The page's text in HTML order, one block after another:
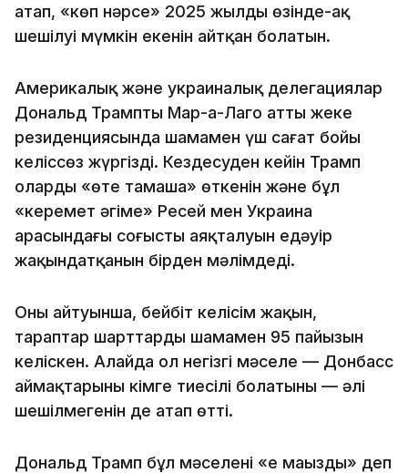
атап, «көп нәрсе» 2025 жылдың өзінде-ақ
шешілуі мүмкін екенін айтқан болатын.
Америкалық және украиналық делегациялар
Дональд Трамптың Мар-а-Лаго атты жеке
резиденциясында шамамен үш сағат бойы
келіссөз жүргізді. Кездесуден кейін Трамп
олардың «өте тамаша» өткенін және бұл
«керемет әңгіме» Ресей мен Украина
арасындағы соғыстың аяқталуын едәуір
жақындатқанын бірден мәлімдеді.
Оның айтуынша, бейбіт келісім жақын,
тараптар шарттардың шамамен 95 пайызын
келіскен. Алайда ол негізгі мәселе — Донбасс
аймақтарының кімге тиесілі болатыны — әлі
шешілмегенін де атап өтті.
Дональд Трамп бұл мәселені «ең маңызды» деп